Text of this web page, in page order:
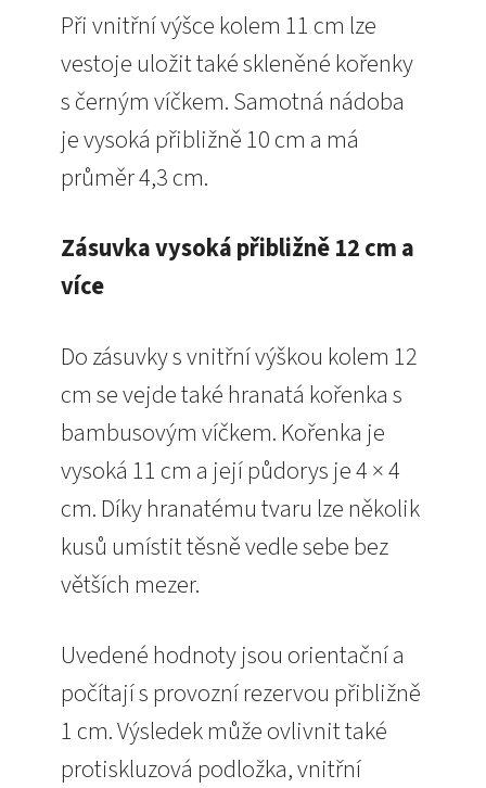
Při vnitřní výšce kolem 11 cm lze
vestoje uložit také skleněné kořenky
s černým víčkem. Samotná nádoba
je vysoká přibližně 10 cm a má
průměr 4,3 cm.
Zásuvka vysoká přibližně 12 cm a
více
Do zásuvky s vnitřní výškou kolem 12
cm se vejde také hranatá kořenka s
bambusovým víčkem. Kořenka je
vysoká 11 cm a její půdorys je 4 × 4
cm. Díky hranatému tvaru lze několik
kusů umístit těsně vedle sebe bez
větších mezer.
Uvedené hodnoty jsou orientační a
počítají s provozní rezervou přibližně
1 cm. Výsledek může ovlivnit také
protiskluzová podložka, vnitřní